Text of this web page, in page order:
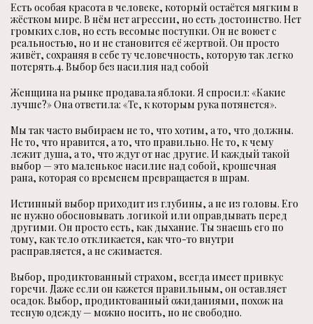
Есть особая красота в человеке, который остаётся мягким в
жёстком мире. В нём нет агрессии, но есть достоинство. Нет
громких слов, но есть весомые поступки. Он не воюет с
реальностью, но и не становится её жертвой. Он просто
живёт, сохраняя в себе ту человечность, которую так легко
потерять.4. Выбор без насилия над собой
Женщина на рынке продавала яблоки. Я спросил: «Какие
лучше?» Она ответила: «Те, к которым рука потянется».
Мы так часто выбираем не то, что хотим, а то, что должны.
Не то, что нравится, а то, что правильно. Не то, к чему
лежит душа, а то, что ждут от нас другие. И каждый такой
выбор — это маленькое насилие над собой, крошечная
рана, которая со временем превращается в шрам.
Истинный выбор приходит из глубины, а не из головы. Его
не нужно обосновывать логикой или оправдывать перед
другими. Он просто есть, как дыхание. Ты знаешь его по
тому, как тело откликается, как что-то внутри
расправляется, а не сжимается.
Выбор, продиктованный страхом, всегда имеет привкус
горечи. Даже если он кажется правильным, он оставляет
осадок. Выбор, продиктованный ожиданиями, похож на
тесную одежду — можно носить, но не свободно.